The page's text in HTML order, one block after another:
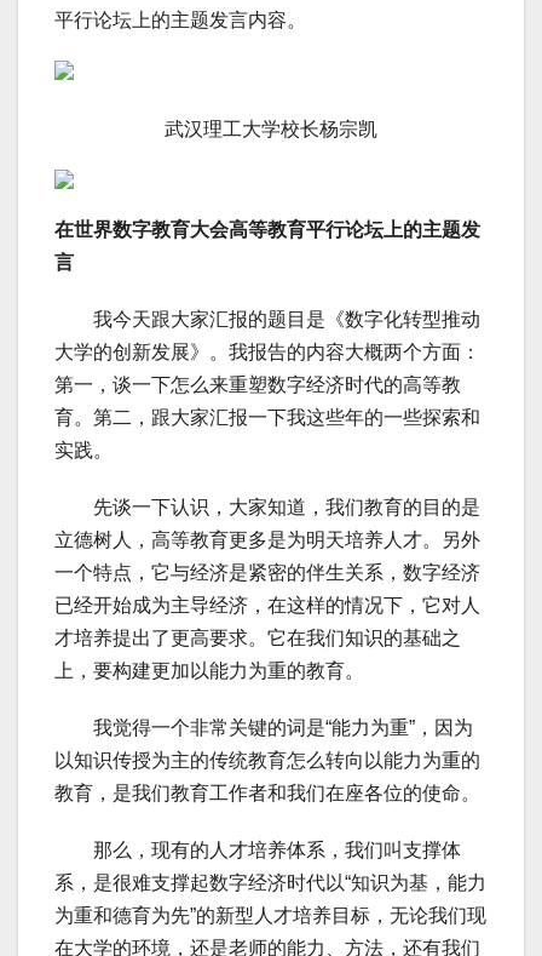
平行论坛上的主题发言内容。
武汉理工大学校长杨宗凯
在世界数字教育大会高等教育平行论坛上的主题发
言
我今天跟大家汇报的题目是《数字化转型推动
大学的创新发展》。我报告的内容大概两个方面：
第一，谈一下怎么来重塑数字经济时代的高等教
育。第二，跟大家汇报一下我这些年的一些探索和
实践。
先谈一下认识，大家知道，我们教育的目的是
立德树人，高等教育更多是为明天培养人才。另外
一个特点，它与经济是紧密的伴生关系，数字经济
已经开始成为主导经济，在这样的情况下，它对人
才培养提出了更高要求。它在我们知识的基础之
上，要构建更加以能力为重的教育。
我觉得一个非常关键的词是“能力为重”，因为
以知识传授为主的传统教育怎么转向以能力为重的
教育，是我们教育工作者和我们在座各位的使命。
那么，现有的人才培养体系，我们叫支撑体
系，是很难支撑起数字经济时代以“知识为基，能力
为重和德育为先”的新型人才培养目标，无论我们现
在大学的环境，还是老师的能力、方法，还有我们